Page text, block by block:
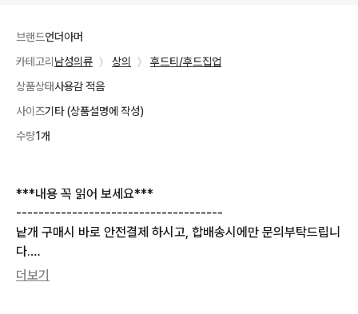
브랜드언더아머
카테고리 남성의류 〉 상의 〉
후드티/후드집업
상품상태사용감 적음
사이즈기타 (상품설명에 작성)
수량1개
***내용 꼭 읽어 보세요***
-------------------------------------
낱개 구매시 바로 안전결제 하시고, 합배송시에만 문의부탁드립니
다.
(합배송시 구매하시고 싶은 제품 제목과 사진 캡쳐해서 문의)
더보기